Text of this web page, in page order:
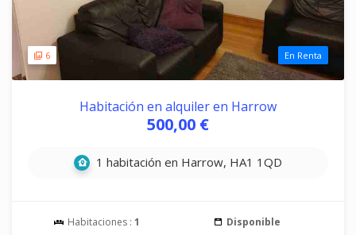
6 En Renta
Habitación en alquiler en Harrow
500,00 €
1 habitación en Harrow, HA1 1QD
Habitaciones : 1 Disponible